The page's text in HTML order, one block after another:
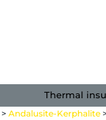
Thermal
> Andalusite-Kerphalite